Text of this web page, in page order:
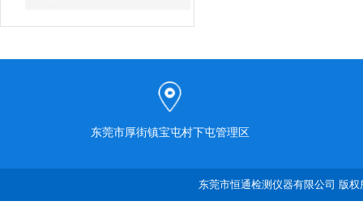
东莞市厚街镇宝屯村下屯管理区
东莞市恒通检测仪器有限公司 版